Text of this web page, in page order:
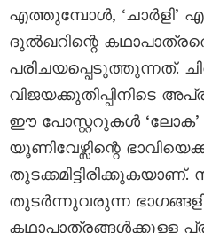
എത്തുമ്പോൾ, ‘ചാർളി’
ദുൽഖറിന്റെ
പരിചയപ്പെടുത്തുന്നത്.
വിജയക്കുതിപ്പിനിടെ
ഈ പോസ്റ്ററുകൾ ‘ലോക’
യൂണിവേഴ്സിന്റെ
തുടക്കമിട്ടിരിക്കുകയാണ്.
തുടർന്നുവരുന്ന
കഥാപാത്രങ്ങൾക്കുള്ള